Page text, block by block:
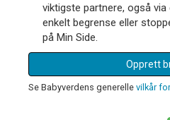
viktigste partnere, også
enkelt begrense eller
på Min Side.
Opprett
Se Babyverdens generelle vilkår